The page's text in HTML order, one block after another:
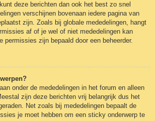
deze berichten dan ook het best zo snel
verschijnen bovenaan iedere pagina van
zijn. Zoals bij globale mededelingen, hangt
af of je wel of niet mededelingen kan
permissies zijn bepaald door een beheerder.
onder de mededelingen in het forum en alleen
zijn deze berichten vrij belangrijk dus het
Net zoals bij mededelingen bepaalt de
je moet hebben om een sticky onderwerp te